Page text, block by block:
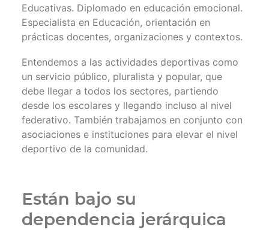
Educativas. Diplomado en educación emocional.
Especialista en Educación, orientación en
prácticas docentes, organizaciones y contextos.
Entendemos a las actividades deportivas como
un servicio público, pluralista y popular, que
debe llegar a todos los sectores, partiendo
desde los escolares y llegando incluso al nivel
federativo. También trabajamos en conjunto con
asociaciones e instituciones para elevar el nivel
deportivo de la comunidad.
Están bajo su
dependencia jerárquica